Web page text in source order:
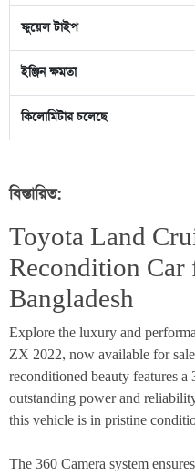
ফুয়েল টাইপ
ইঞ্জিন ক্ষমতা
কিলোমিটার চলেছে
বিস্তারিত:
Toyota Land
Recondition Car
Bangladesh
Explore the luxury and
ZX 2022, now available for
reconditioned beauty features
outstanding power and
this vehicle is in pristine
The 360 Camera system